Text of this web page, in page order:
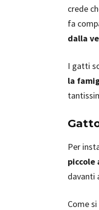
crede
fa
dalla
I gatti
la
Per
davanti
Come